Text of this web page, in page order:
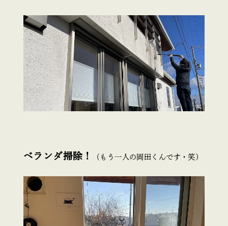
ベランダ掃除！ （もう一人の岡田くんです・笑）